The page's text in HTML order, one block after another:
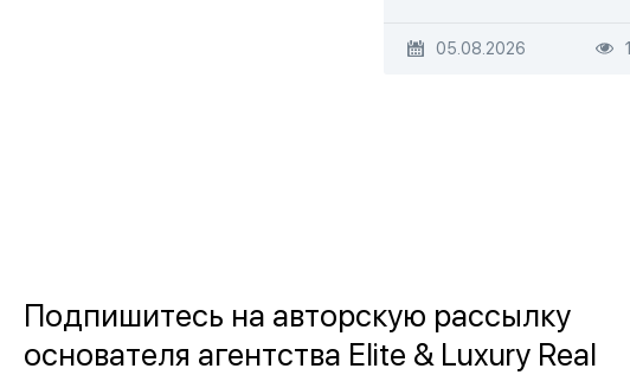
05.08.2026 1
Подпишитесь на авторскую рассылку
основателя агентства Elite & Luxury Real